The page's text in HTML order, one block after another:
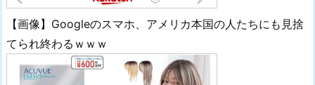
【画像】Googleのスマホ、アメリカ本国の人たちにも見捨
てられ終わるｗｗｗ